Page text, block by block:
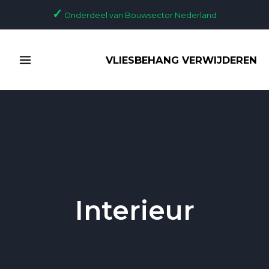
✓ Onderdeel van Bouwsector Nederland
MENU
VLIESBEHANG VERWIJDEREN
Interieur